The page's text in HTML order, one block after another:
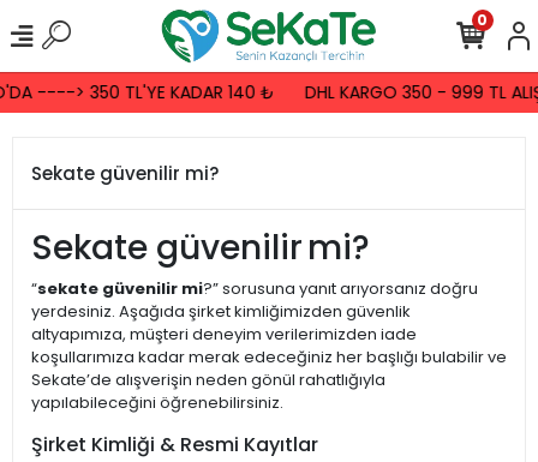
----> 350 TL'YE KADAR 140 ₺ DHL KARGO 350 - 999 TL
0
Sekate güvenilir mi?
Sekate güvenilir mi?
“sekate güvenilir mi?” sorusuna yanıt arıyorsanız doğru
yerdesiniz. Aşağıda şirket kimliğimizden güvenlik
altyapımıza, müşteri deneyim verilerimizden iade
koşullarımıza kadar merak edeceğiniz her başlığı bulabilir ve
Sekate’de alışverişin neden gönül rahatlığıyla
yapılabileceğini öğrenebilirsiniz.
Şirket Kimliği & Resmi Kayıtlar